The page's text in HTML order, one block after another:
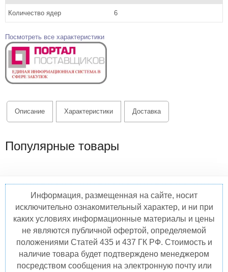
Количество ядер 6
Посмотреть все характеристики
Описание Характеристики Доставка
Популярные товары
Информация, размещенная на сайте, носит
исключительно ознакомительный характер, и ни при
каких условиях информационные материалы и цены
не являются публичной офертой, определяемой
положениями Статей 435 и 437 ГК РФ. Стоимость и
наличие товара будет подтверждено менеджером
посредством сообщения на электронную почту или